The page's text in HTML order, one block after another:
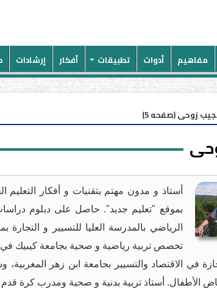
مفاهيم أدوات تطبيقات أفكار إرشادات
زوحى (صفحه 5)
أستاذ و مدون مهتم بتقنيات و أفكار
بموقع "تعليم جديد". حاصل على دبلوم
الرياضي بالمدرسة العليا للتسيير و التجارة
تخصص تربية رياضية و صحية بجامعة كيبيك في
في الاقتصاد والتسيير بجامعة ابن زهر المغربية،
الأطفال. أستاذ تربية بدنية و صحية ومدرب كرة قدم